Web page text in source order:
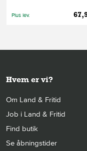
Plus lev.
Hvem er vi?
Om Land & Fritid
Job i Land & Fritid
Find butik
Se åbningstider